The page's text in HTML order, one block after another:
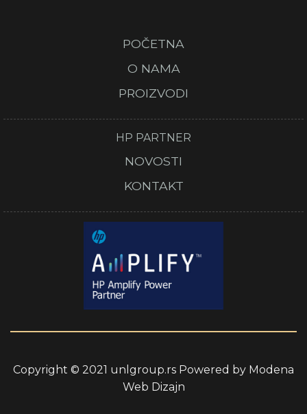
POČETNA
O NAMA
PROIZVODI
HP PARTNER
NOVOSTI
KONTAKT
Copyright © 2021 unlgroup.rs Powered by Modena
Web Dizajn